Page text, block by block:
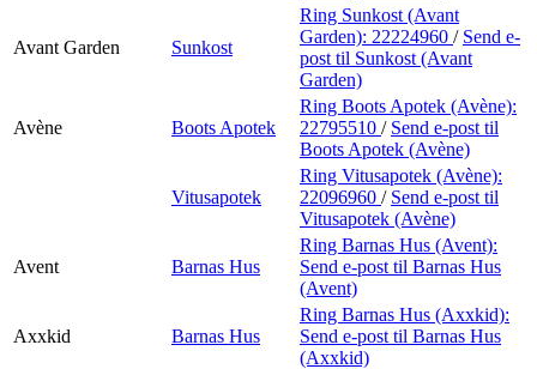
Avant Garden Sunkost
Ring Sunkost (Avant
Garden): 22224960 / Send e-
post til Sunkost (Avant
Garden)
Avène Boots Apotek
Ring Boots Apotek (Avène):
22795510 / Send e-post til
Boots Apotek (Avène)
Vitusapotek
Ring Vitusapotek (Avène):
22096960 / Send e-post til
Vitusapotek (Avène)
Avent Barnas Hus
Ring Barnas Hus (Avent):
Send e-post til Barnas Hus
(Avent)
Axxkid Barnas Hus
Ring Barnas Hus (Axxkid):
Send e-post til Barnas Hus
(Axxkid)